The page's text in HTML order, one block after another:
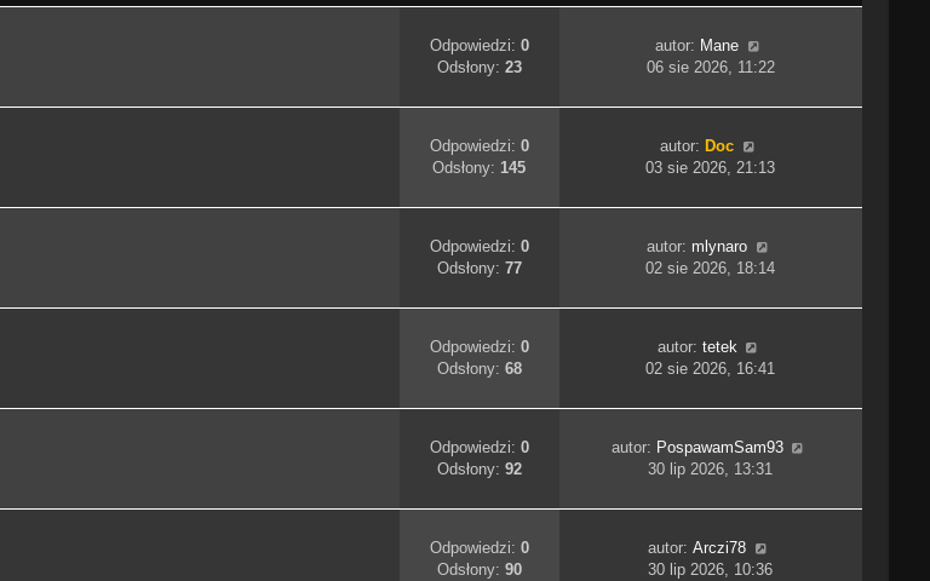
Odpowiedzi: 0
Odsłony: 23
autor: Mane
06 sie 2026, 11:22
Odpowiedzi: 0
Odsłony:145
autor: Doc
03 sie 2026, 21:13
Odpowiedzi: 0
Odsłony: 77
autor: mlynaro
02 sie 2026, 18:14
Odpowiedzi: 0
Odsłony: 68
autor: tetek
02 sie 2026, 16:41
Odpowiedzi: 0
Odsłony: 92
autor: PospawamSam93
30 lip 2026, 13:31
Odpowiedzi: 0
Odsłony: 90
autor:Arczi78
30 lip 2026, 10:36